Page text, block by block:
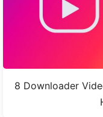
8 Downloader